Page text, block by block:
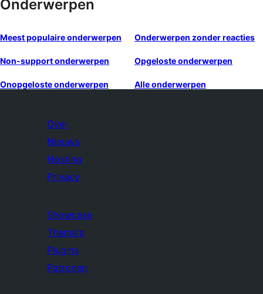
Onderwerpen
Meest populaire onderwerpen Onderwerpen zonder reacties
Non-support onderwerpen Opgeloste onderwerpen
Onopgeloste onderwerpen Alle onderwerpen
Over
Nieuws
Hosting
Privacy
Showcase
Thema's
Plugins
Patronen